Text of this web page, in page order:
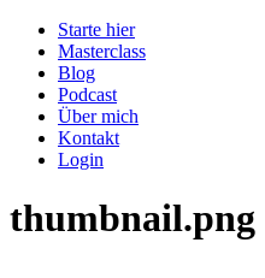
Starte hier
Masterclass
Blog
Podcast
Über mich
Kontakt
Login
thumbnail.png